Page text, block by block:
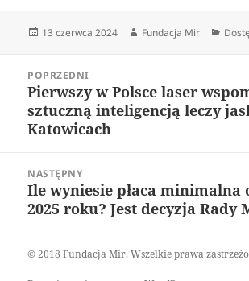
Data
13 czerwca 2024 Autor
Fundacja Mir
wpisuPOPRZEDNI
Poprzedni
wpis:
Pierwszy w Polsce laser
sztuczną inteligencją leczy
Katowicach
NASTĘPNY
Następny
wpis:
Ile wyniesie płaca minimalna
2025 roku? Jest decyzja Rady
© 2018 Fundacja Mir. Wszelkie prawa